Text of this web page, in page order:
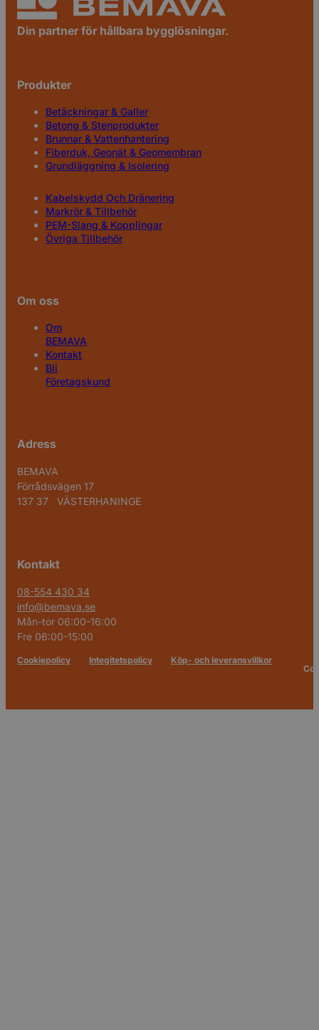
Din partner för hållbara bygglösningar.
Produkter
Betäckningar & Galler
Betong & Stenprodukter
Brunnar & Vattenhantering
Fiberduk, Geonät & Geomembran
Grundläggning & Isolering
Kabelskydd Och Dränering
Markrör & Tillbehör
PEM-Slang & Kopplingar
Övriga Tillbehör
Om oss
Om
BEMAVA
Kontakt
Bli
Företagskund
Adress
BEMAVA
Förrådsvägen 17
137 37 VÄSTERHANINGE
Kontakt
08-554 430 34
info@bemava.se
Mån-tor 06:00-16:00
Fre 06:00-15:00
Cookiepolicy Integitetspolicy
Köp- och leveransvillkor